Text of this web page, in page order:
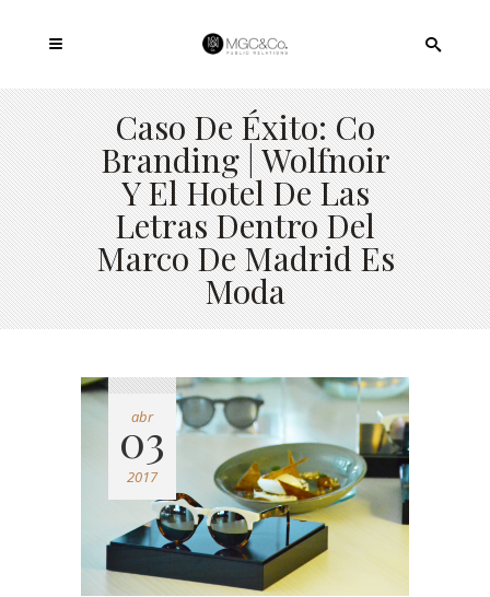
Caso De Éxito: Co
Branding | Wolfnoir
Y El Hotel De Las
Letras Dentro Del
Marco De Madrid Es
Moda
abr
03
2017